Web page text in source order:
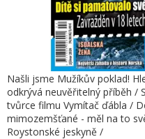
Našli jsme Mužíkův poklad!
odkrývá neuvěřitelný příběh /
tvůrce filmu Vymítač ďábla /
mimozemšťané - měl na to
Roystonské jeskyně /